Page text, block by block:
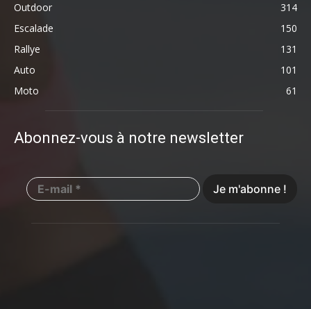
Outdoor
314
Escalade
150
Rallye
131
Auto
101
Moto
61
Abonnez-vous à notre newsletter